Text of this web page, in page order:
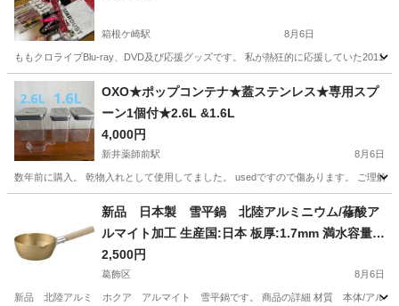
箱根ケ崎駅 8月6日
ももクロライブBlu-ray、DVD及び応援グッズです。 私が熱狂的に応援していた2011
東京 武蔵村山市 箱根ケ崎駅 その他
OXO★ポップコンテナ★蓋ステンレス★専用スプ
ーン1個付★2.6L &1.6L
4,000円
新井薬師前駅 8月6日
数年前に購入。 乾物入れとして使用してました。 usedですので傷あります。 ご理解
新井薬師前駅 家庭用品
新品 日本製 雪平鍋 北陸アルミニウム/蓚酸ア
ルマイト加工 生産国:日本 板厚:1.7mm 満水容量:
1.1L
2,500円
葛飾区 8月6日
新品 北陸アルミ ホクア アルマイト 雪平鍋です。 商品の詳細 材質 本体/アルミ